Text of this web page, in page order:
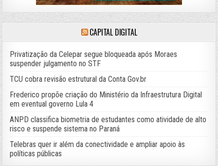
CAPITAL DIGITAL
Privatização da Celepar segue bloqueada após Moraes
suspender julgamento no STF
TCU cobra revisão estrutural da Conta Gov.br
Frederico propõe criação do Ministério da Infraestrutura Digital
em eventual governo Lula 4
ANPD classifica biometria de estudantes como atividade de alto
risco e suspende sistema no Paraná
Telebras quer ir além da conectividade e ampliar apoio às
políticas públicas